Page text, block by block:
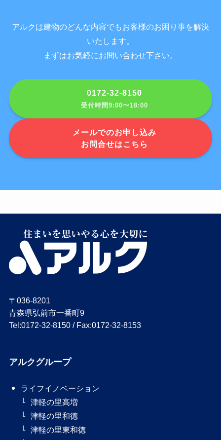
アルクは建物のどんな内容でもお客様のお困り事を解決
いたします。
まずはお気軽にお問い合わせ下さい。
0172-32-8150
受付時間9:00〜18:00
メールでのお申し込み
お問合せはこちら
〒036-8201
青森県弘前市一番町9
Tel:0172-32-8150 / Fax:0172-32-8153
アルクグループ
ライフイノベーション
津軽の里高増
津軽の里和徳
津軽の里東和徳